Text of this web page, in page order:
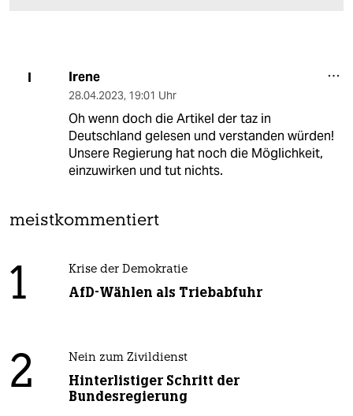
I Irene
28.04.2023, 19:01 Uhr
Oh wenn doch die Artikel der taz in
Deutschland gelesen und verstanden würden!
Unsere Regierung hat noch die Möglichkeit,
einzuwirken und tut nichts.
meistkommentiert
1 Krise der Demokratie
AfD-Wählen als Triebabfuhr
2 Nein zum Zivildienst
Hinterlistiger Schritt der
Bundesregierung